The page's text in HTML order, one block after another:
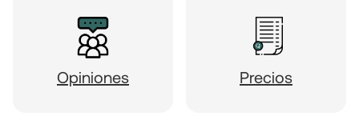
Opiniones Precios